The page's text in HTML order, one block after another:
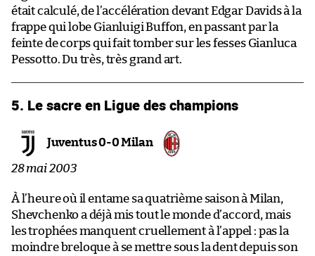
était calculé, de l’accélération devant Edgar Davids à la
frappe qui lobe Gianluigi Buffon, en passant par la
feinte de corps qui fait tomber sur les fesses Gianluca
Pessotto. Du très, très grand art.
5. Le sacre en Ligue des champions
Juventus 0-0 Milan
28 mai 2003
À l’heure où il entame sa quatrième saison à Milan,
Shevchenko a déjà mis tout le monde d’accord, mais
les trophées manquent cruellement à l’appel : pas la
moindre breloque à se mettre sous la dent depuis son